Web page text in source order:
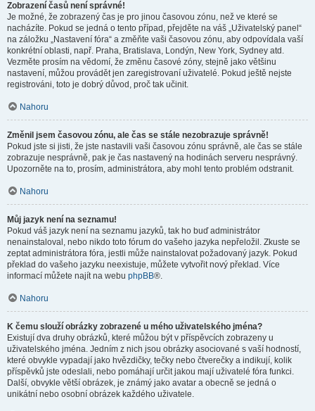
Zobrazení časů není správné!
Je možné, že zobrazený čas je pro jinou časovou zónu, než ve které se
nacházíte. Pokud se jedná o tento případ, přejděte na váš „Uživatelský panel“
na záložku „Nastavení fóra“ a změňte vaši časovou zónu, aby odpovídala vaší
konkrétní oblasti, např. Praha, Bratislava, Londýn, New York, Sydney atd.
Vezměte prosím na vědomí, že změnu časové zóny, stejně jako většinu
nastavení, můžou provádět jen zaregistrovaní uživatelé. Pokud ještě nejste
registrováni, toto je dobrý důvod, proč tak učinit.
Nahoru
Změnil jsem časovou zónu, ale čas se stále nezobrazuje správně!
Pokud jste si jisti, že jste nastavili vaši časovou zónu správně, ale čas se stále
zobrazuje nesprávně, pak je čas nastavený na hodinách serveru nesprávný.
Upozorněte na to, prosím, administrátora, aby mohl tento problém odstranit.
Nahoru
Můj jazyk není na seznamu!
Pokud váš jazyk není na seznamu jazyků, tak ho buď administrátor
nenainstaloval, nebo nikdo toto fórum do vašeho jazyka nepřeložil. Zkuste se
zeptat administrátora fóra, jestli může nainstalovat požadovaný jazyk. Pokud
překlad do vašeho jazyku neexistuje, můžete vytvořit nový překlad. Více
informací můžete najít na webu phpBB®.
Nahoru
K čemu slouží obrázky zobrazené u mého uživatelského jména?
Existují dva druhy obrázků, které můžou být v příspěvcích zobrazeny u
uživatelského jména. Jedním z nich jsou obrázky asociované s vaší hodností,
které obvykle vypadají jako hvězdičky, tečky nebo čtverečky a indikují, kolik
příspěvků jste odeslali, nebo pomáhají určit jakou mají uživatelé fóra funkci.
Další, obvykle větší obrázek, je známý jako avatar a obecně se jedná o
unikátní nebo osobní obrázek každého uživatele.